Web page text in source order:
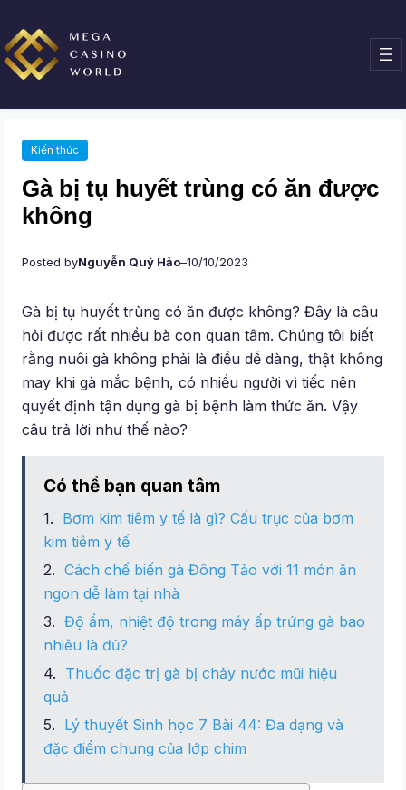
đến
phần
nội
dung
Kiến thức
Gà bị tụ huyết trùng có ăn được
không
Posted byNguyễn Quý Hảo–10/10/2023
Gà bị tụ huyết trùng có ăn được không? Đây là câu
hỏi được rất nhiều bà con quan tâm. Chúng tôi biết
rằng nuôi gà không phải là điều dễ dàng, thật không
may khi gà mắc bệnh, có nhiều người vì tiếc nên
quyết định tận dụng gà bị bệnh làm thức ăn. Vậy
câu trả lời như thế nào?
Có thể bạn quan tâm
Bơm kim tiêm y tế là gì? Cấu trục của bơm
kim tiêm y tế
Cách chế biến gà Đông Tảo với 11 món ăn
ngon dễ làm tại nhà
Độ ẩm, nhiệt độ trong máy ấp trứng gà bao
nhiêu là đủ?
Thuốc đặc trị gà bị chảy nước mũi hiệu
quả
Lý thuyết Sinh học 7 Bài 44: Đa dạng và
đặc điểm chung của lớp chim